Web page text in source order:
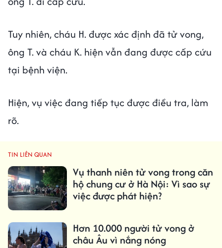
Tuy nhiên, cháu H. được xác định đã tử vong,
ông T. và cháu K. hiện vẫn đang được cấp cứu
tại bệnh viện.
Hiện, vụ việc đang tiếp tục được điều tra, làm
rõ.
TIN LIÊN QUAN
Vụ thanh niên tử vong trong căn
hộ chung cư ở Hà Nội: Vì sao sự
việc được phát hiện?
Hơn 10.000 người tử vong ở
châu Âu vì nắng nóng